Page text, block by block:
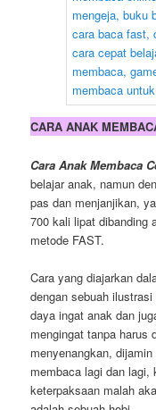
CARA ANAK
Cara Anak Membaca
belajar anak, namun
pas dan menjanjikan,
700 kali lipat dibanding
metode FAST.
Cara yang diajarkan
dengan sebuah
daya ingat anak dan
mengingat tanpa harus
menyenangkan,
membaca lagi dan lagi,
keterpaksaan malah